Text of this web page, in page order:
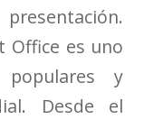
Office es uno
y
Desde el